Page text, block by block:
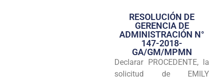
Transparencia
Seguridad
Programas
RESOLUCIÓN DE
GERENCIA DE
ADMINISTRACIÓN N°
147-2018-
GA/GM/MPMN
Declarar PROCEDENTE, la
solicitud de EMILY